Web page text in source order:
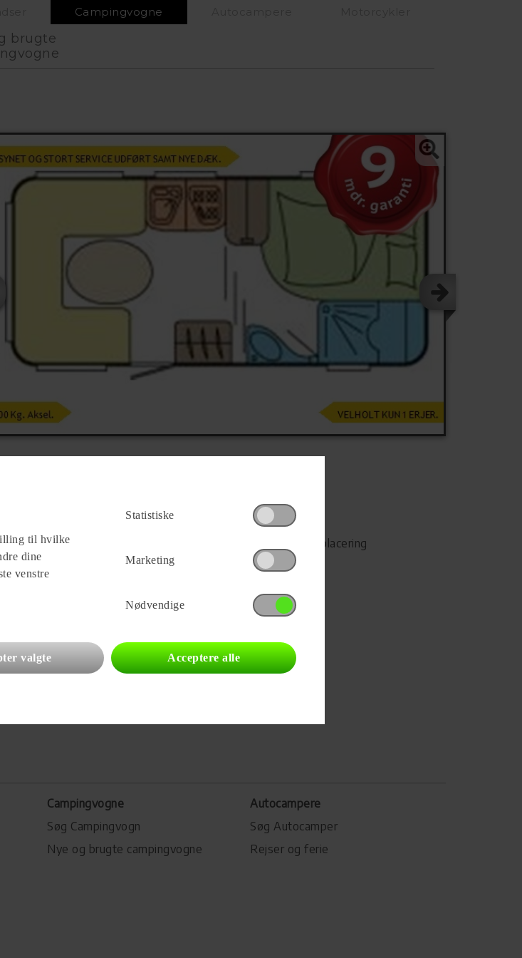
Campingvogne
brugte
Camping Center ApS
39 B
Fredensborg
10vogne for forhandleren
Del på Facebook
Campingvognens placering
Campingvogne
Søg Campingvogn
Nye og brugte campingvogne
Autocampere
Søg Autocamper
Rejser og ferie
til hvilke
dine
venstre
Statistiske
Marketing
Nødvendige
valgte Acceptere alle